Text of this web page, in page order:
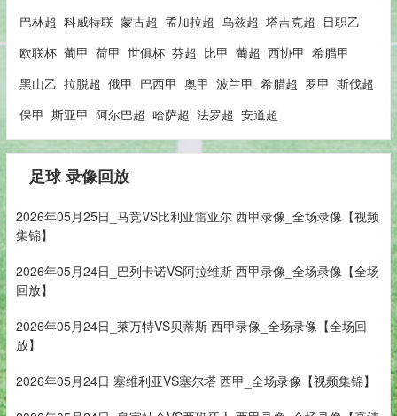
巴林超 科威特联 蒙古超 孟加拉超 乌兹超 塔吉克超 日职乙
欧联杯 葡甲 荷甲 世俱杯 芬超 比甲 葡超 西协甲 希腊甲
黑山乙 拉脱超 俄甲 巴西甲 奥甲 波兰甲 希腊超 罗甲 斯伐超
保甲 斯亚甲 阿尔巴超 哈萨超 法罗超 安道超
足球 录像回放
2026年05月25日_马竞VS比利亚雷亚尔 西甲录像_全场录像【视频
集锦】
2026年05月24日_巴列卡诺VS阿拉维斯 西甲录像_全场录像【全场
回放】
2026年05月24日_莱万特VS贝蒂斯 西甲录像_全场录像【全场回
放】
2026年05月24日 塞维利亚VS塞尔塔 西甲_全场录像【视频集锦】